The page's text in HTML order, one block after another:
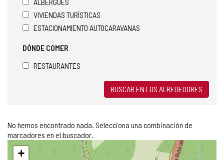
VIVIENDAS TURÍSTICAS
ESTACIONAMIENTO AUTOCARAVANAS
DÓNDE COMER
RESTAURANTES
BUSCAR EN LOS ALREDEDORES
No hemos encontrado nada. Selecciona una combinación de
marcadores en el buscador.
Saltar
mapa
+